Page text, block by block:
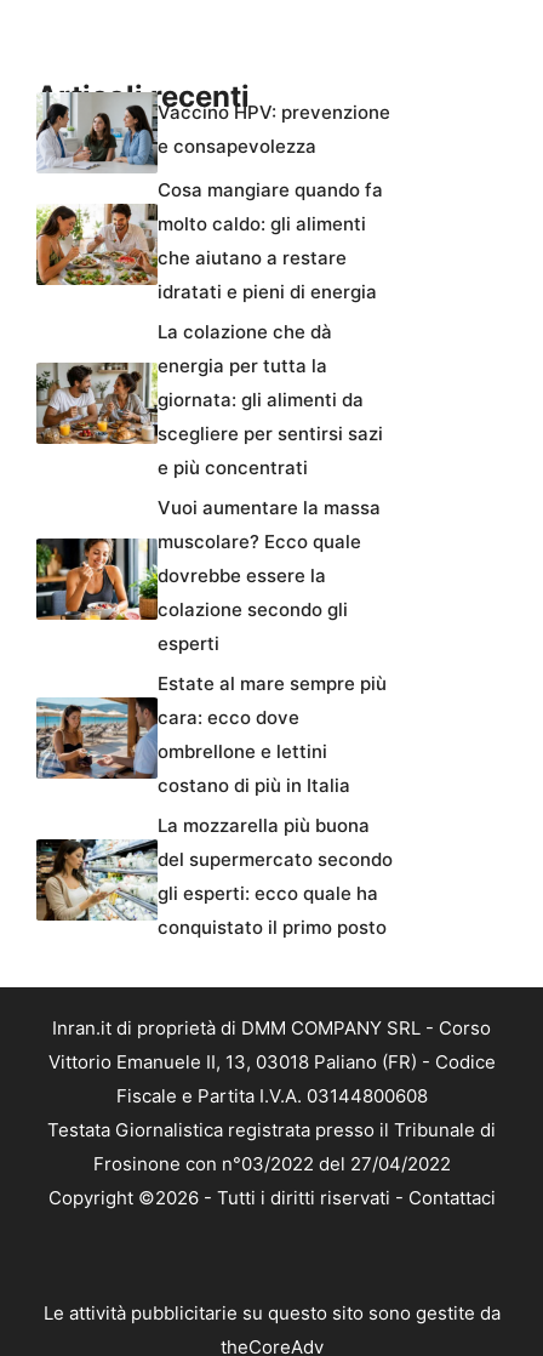
Articoli recentiVaccino HPV: prevenzione
e consapevolezza
Cosa mangiare quando fa
molto caldo: gli alimenti
che aiutano a restare
idratati e pieni di energia
La colazione che dà
energia per tutta la
giornata: gli alimenti da
scegliere per sentirsi sazi
e più concentrati
Vuoi aumentare la massa
muscolare? Ecco quale
dovrebbe essere la
colazione secondo gli
esperti
Estate al mare sempre più
cara: ecco dove
ombrellone e lettini
costano di più in Italia
La mozzarella più buona
del supermercato secondo
gli esperti: ecco quale ha
conquistato il primo posto
Inran.it di proprietà di DMM COMPANY SRL - Corso
Vittorio Emanuele II, 13, 03018 Paliano (FR) - Codice
Fiscale e Partita I.V.A. 03144800608
Testata Giornalistica registrata presso il Tribunale di
Frosinone con n°03/2022 del 27/04/2022
Copyright ©2026 - Tutti i diritti riservati - Contattaci
Le attività pubblicitarie su questo sito sono gestite da
theCoreAdv